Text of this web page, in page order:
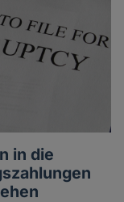
in die